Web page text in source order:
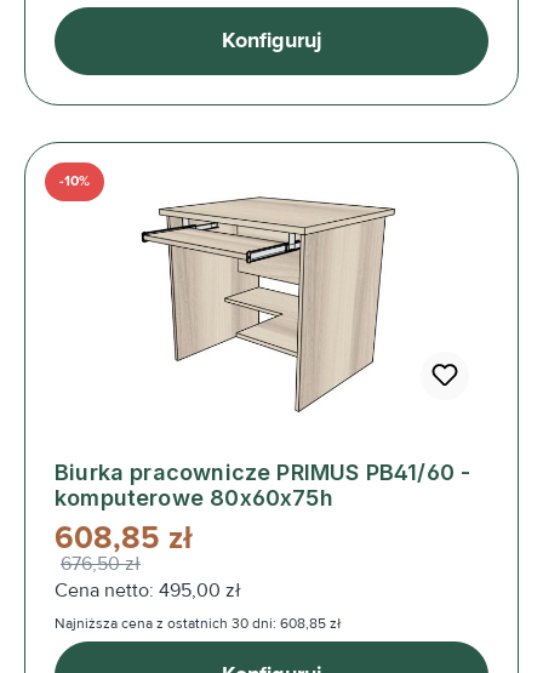
Konfiguruj
Biurka pracownicze PRIMUS PB41/60 -
komputerowe 80x60x75h
-10%
608,85 zł
676,50 zł
Cena netto: 495,00 zł
Najniższa cena z ostatnich 30 dni: 608,85 zł